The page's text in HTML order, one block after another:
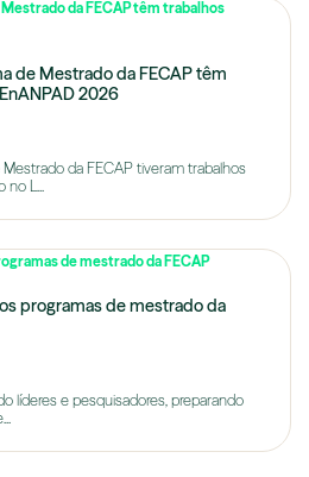
de Mestrado da FECAP têm
2026
da FECAP tiveram trabalhos
no L...
programas de mestrado da
líderes e pesquisadores, preparando